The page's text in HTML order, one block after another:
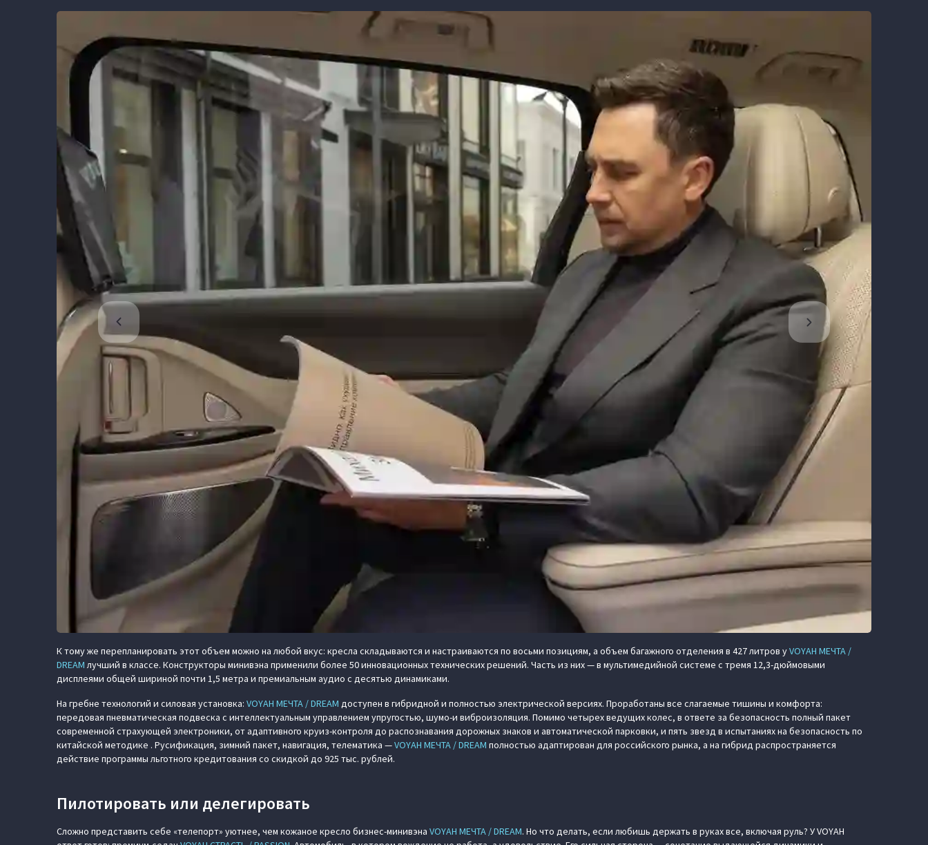
К тому же перепланировать этот объем можно на любой вкус: кресла складываются и настраиваются по восьми позициям, а объем багажного отделения в 427 литров уVOYAH МЕЧТА /
DREAM лучший в классе. Конструкторы минивэна применили более 50 инновационных технических решений. Часть из них — в мультимедийной системе с тремя 12,3-дюймовыми
дисплеями общей шириной почти 1,5 метра и премиальным аудио с десятью динамиками.
На гребне технологий и силовая установка: VOYAH МЕЧТА / DREAM доступен в гибридной и полностью электрической версиях. Проработаны все слагаемые тишины и комфорта:
передовая пневматическая подвеска с интеллектуальным управлением упругостью, шумо-и виброизоляция. Помимо четырех ведущих колес, в ответе за безопасность полный пакет
современной страхующей электроники, от адаптивного круиз-контроля до распознавания дорожных знаков и автоматической парковки, и пять звезд в испытаниях на безопасность по
китайской методике . Русификация, зимний пакет, навигация, телематика —VOYAH МЕЧТА / DREAM полностью адаптирован для российского рынка, а на гибрид распространяется
действие программы льготного кредитования со скидкой до 925 тыс. рублей.
Пилотировать или делегировать
Сложно представить себе «телепорт» уютнее, чем кожаное кресло бизнес-минивэна VOYAH МЕЧТА / DREAM. Но что делать, если любишь держать в руках все, включая руль? У VOYAH